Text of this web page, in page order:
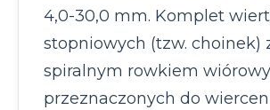
4,0-30,0 mm. Komplet
stopniowych (tzw. choinek)
spiralnym rowkiem
przeznaczonych do